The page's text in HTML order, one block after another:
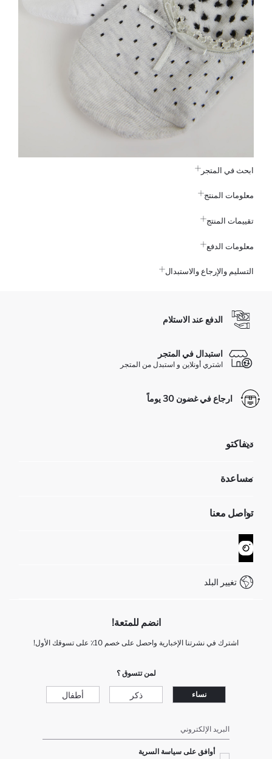
ابحث في المتجر
معلومات المنتج
تقييمات المنتج
معلومات الدفع
التسليم والإرجاع والاستبدال
الدفع عند الاستلام
استبدال في المتجر
اشتري أونلاين و استبدل من المتجر
ارجاع في غضون 30 يوماً
ديفاكتو
تعرف علينا
GIFT CLUB
مساعدة
عمليات الارجاع و الاستبدال السهلة
تتبع الشحنة
كيف يمكنك التسوق في ديفاكتو ؟
تواصل معنا
نموذج الاتصال
خدمة العملاء
تغيير البلد
انضم للمتعة!
اشترك في نشرتنا الإخبارية واحصل على خصم 10٪ على تسوقك الأول!
لمن تتسوق ؟
نساء ذكر أطفال
البريد الإلكتروني
أوافق على سياسة السرية